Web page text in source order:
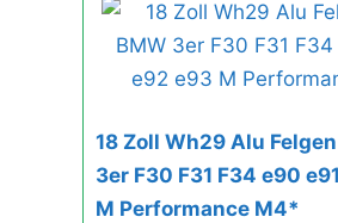
18 Zoll Wh29 Alu
3er F30 F31 F34 e90
M Performance M4*